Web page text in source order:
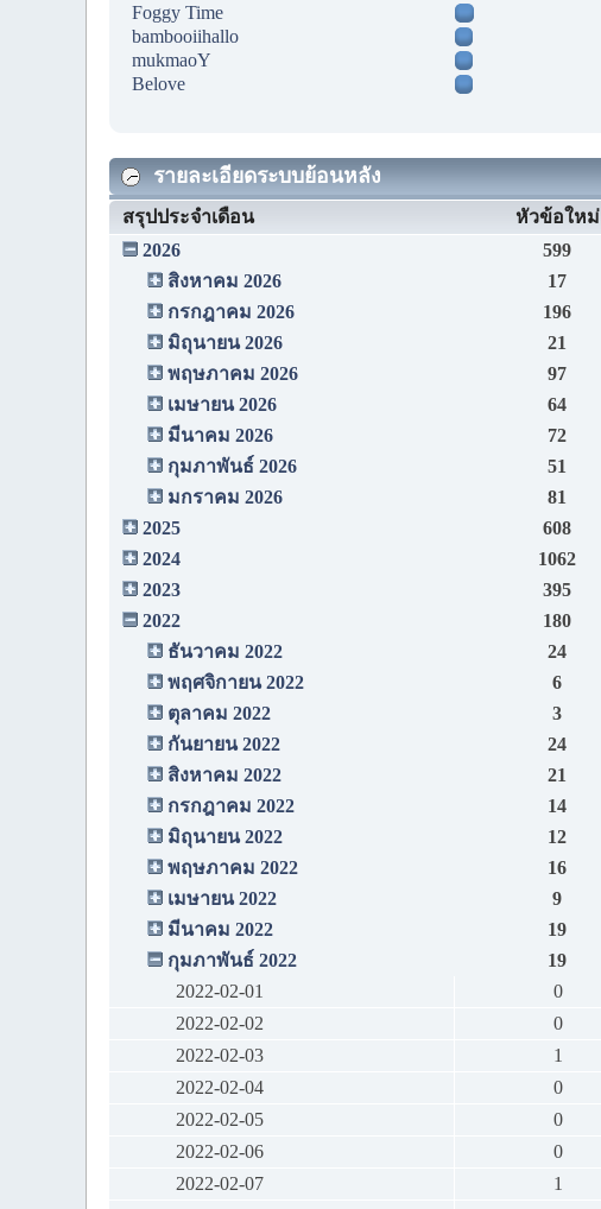
Foggy Time
bambooiihallo
mukmaoY
Belove
รายละเอียดระบบย้อนหลัง
สรุปประจำเดือน หัวข้อใหม่
2026
599
สิงหาคม 2026
17
กรกฎาคม 2026
196
มิถุนายน 2026
21
พฤษภาคม 2026
97
เมษายน 2026
64
มีนาคม 2026
72
กุมภาพันธ์ 2026
51
มกราคม 2026
81
2025
608
2024
1062
2023
395
2022
180
ธันวาคม 2022
24
พฤศจิกายน 2022
6
ตุลาคม 2022
3
กันยายน 2022
24
สิงหาคม 2022
21
กรกฎาคม 2022
14
มิถุนายน 2022
12
พฤษภาคม 2022
16
เมษายน 2022
9
มีนาคม 2022
19
กุมภาพันธ์ 2022
19
2022-02-01
0
2022-02-02
0
2022-02-03
1
2022-02-04
0
2022-02-05
0
2022-02-06
0
2022-02-07
1